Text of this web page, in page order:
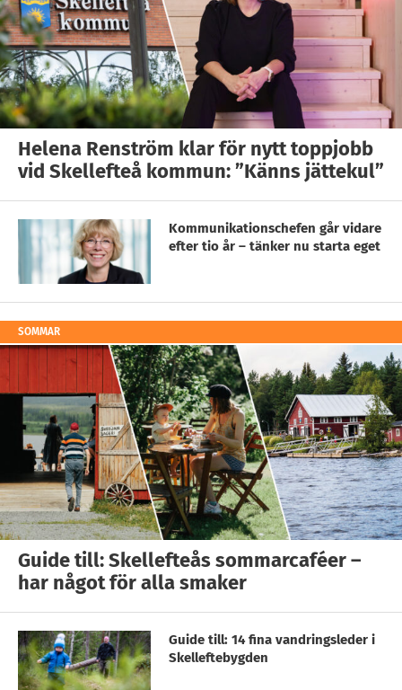
Helena Renström klar för nytt toppjobb
vid Skellefteå kommun: ”Känns jättekul”
Kommunikationschefen går vidare
efter tio år – tänker nu starta eget
SOMMAR
Guide till: Skellefteås sommarcaféer –
har något för alla smaker
Guide till: 14 fina vandringsleder i
Skelleftebygden